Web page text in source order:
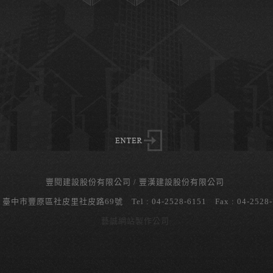
豐閱建設股份有限公司 豐漢建設股份有限公司
臺中市豐原區社皮里社皮路69號 Tel : 04-2528-6151 Fax : 04-
藝誠網站製作公司